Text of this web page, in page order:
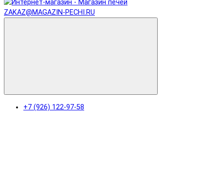
ZAKAZ@MAGAZIN-PECHI.RU
+7 (926) 122-97-58